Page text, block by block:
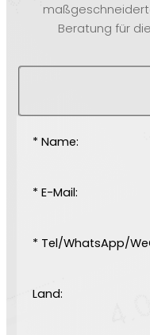
Beratung für
* Name:
* E-Mail:
* Tel/WhatsApp/
Land: